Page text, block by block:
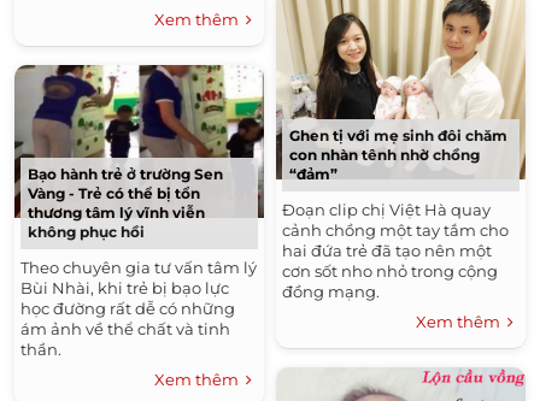
Xem thêm
Bạo hành trẻ ở trường Sen
Vàng - Trẻ có thể bị tổn
thương tâm lý vĩnh viễn
không phục hồi
Theo chuyên gia tư vấn tâm lý
Bùi Nhài, khi trẻ bị bạo lực
học đường rất dễ có những
ám ảnh về thể chất và tinh
thần.
Xem thêm
Ghen tị với mẹ sinh đôi chăm
con nhàn tênh nhờ chồng
“đảm”
Đoạn clip chị Việt Hà quay
cảnh chồng một tay tắm cho
hai đứa trẻ đã tạo nên một
cơn sốt nho nhỏ trong cộng
đồng mạng.
Xem thêm